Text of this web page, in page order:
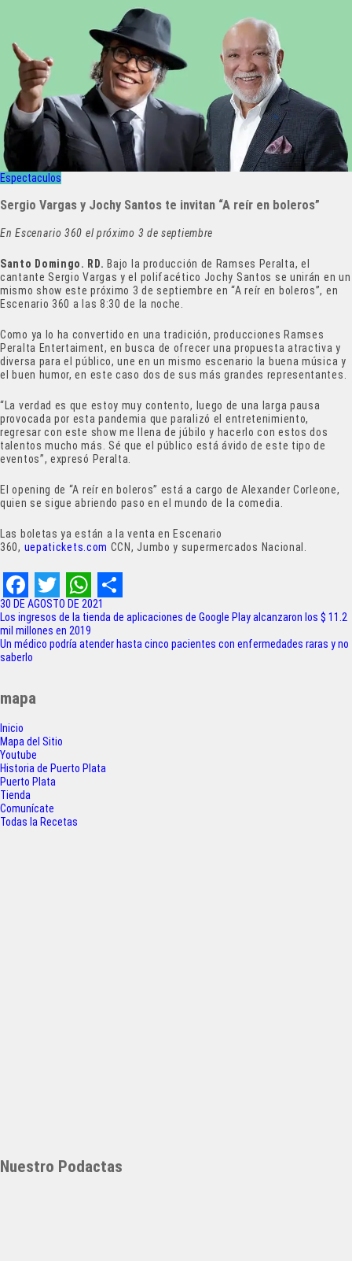
Espectaculos
Sergio Vargas y Jochy Santos te invitan “A reír en boleros”
En Escenario 360 el próximo 3 de septiembre
Santo Domingo. RD.Bajo la producción de Ramses Peralta, el
cantante Sergio Vargas y el polifacético Jochy Santos se unirán en un
mismo show este próximo 3 de septiembre en “A reír en boleros”, en
Escenario 360 a las 8:30 de la noche.
Como ya lo ha convertido en una tradición, producciones Ramses
Peralta Entertaiment, en busca de ofrecer una propuesta atractiva y
diversa para el público, une en un mismo escenario la buena música y
el buen humor, en este caso dos de sus más grandes representantes.
“La verdad es que estoy muy contento, luego de una larga pausa
provocada por esta pandemia que paralizó el entretenimiento,
regresar con este show me llena de júbilo y hacerlo con estos dos
talentos mucho más. Sé que el público está ávido de este tipo de
eventos”, expresó Peralta.
El opening de “A reír en boleros” está a cargo de Alexander Corleone,
quien se sigue abriendo paso en el mundo de la comedia.
Las boletas ya están a la venta en Escenario
360, uepatickets.com CCN, Jumbo y supermercados Nacional.
F
a
c
b
o
o
k
T
w
t
e
r
W
h
p
S
h
30 DE AGOSTO DE 2021
Navegación
de
entradas
Los ingresos de la tienda de aplicaciones de Google Play alcanzaron los $ 11.2
mil millones en 2019
Un médico podría atender hasta cinco pacientes con enfermedades raras y no
saberlo
mapa
Inicio
Mapa del Sitio
Youtube
Historia de Puerto Plata
Puerto Plata
Tienda
Comunícate
Todas la Recetas
Nuestro Podactas